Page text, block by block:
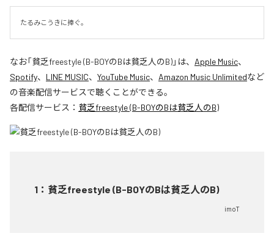
たるみこうきに捧ぐ。
なお「貧乏freestyle (B-BOYのBは貧乏人のB)」は、 Apple Music、
Spotify、 LINE MUSIC、 YouTube Music、 Amazon Music Unlimitedなど
の音楽配信サービスで聴くことができる。
各配信サービス： 貧乏freestyle (B-BOYのBは貧乏人のB)
1 ： 貧乏freestyle (B-BOYのBは貧乏人のB)
imoT